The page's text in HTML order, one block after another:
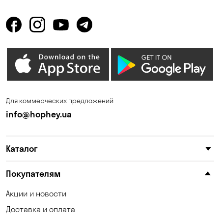
Горишние Плавни
Елизаветовка Зазимье
Калиновка
Киев
Княжичи
Котовка
Для коммерческих предложений
info@hophey.ua
Каталог
Покупателям
Акции и новости
Доставка и оплата